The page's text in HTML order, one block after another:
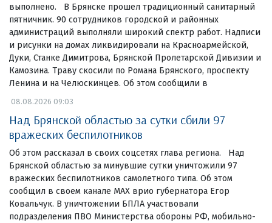
выполнено. В Брянске прошел традиционный санитарный
пятничник. 90 сотрудников городской и районных
администраций выполняли широкий спектр работ. Надписи
и рисунки на домах ликвидировали на Красноармейской,
Дуки, Станке Димитрова, Брянской Пролетарской Дивизии и
Камозина. Траву скосили по Романа Брянского, проспекту
Ленина и на Челюскинцев. Об этом сообщили в
08.08.2026 09:03
Над Брянской областью за сутки сбили 97
вражеских беспилотников
Об этом рассказал в своих соцсетях глава региона. Над
Брянской областью за минувшие сутки уничтожили 97
вражеских беспилотников самолетного типа. Об этом
сообщил в своем канале МАХ врио губернатора Егор
Ковальчук. В уничтожении БПЛА участвовали
подразделения ПВО Министерства обороны РФ, мобильно-